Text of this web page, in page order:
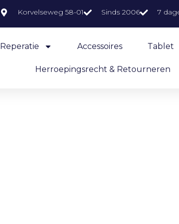
Korvelseweg 58-01 Sinds 2006 7
Reperatie Accessoires Tablet
Herroepingsrecht & Retourneren